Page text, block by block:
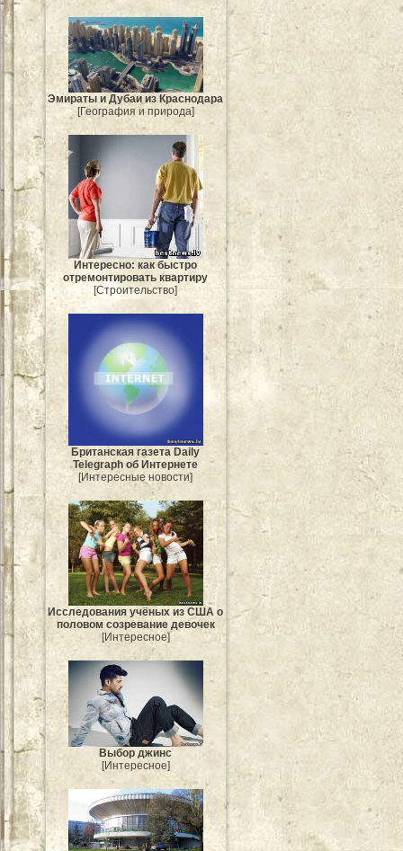
Эмираты и Дубаи из Краснодара
[География и природа]
Интересно: как быстро
отремонтировать квартиру
[Строительство]
Британская газета Daily
Telegraph об Интернете
[Интересные новости]
Исследования учёных из США о
половом созревание девочек
[Интересное]
Выбор джинс
[Интересное]